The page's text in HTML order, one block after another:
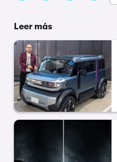
Leer más